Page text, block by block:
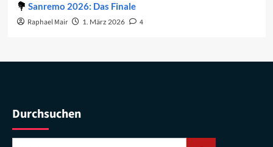
Sanremo 2026: Das Finale
Raphael Mair 1. März 2026 4
Durchsuchen